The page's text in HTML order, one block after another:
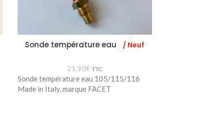
Sonde température eau / Neuf
21,90€ TTC
Sonde température eau 105/115/116
Made in Italy, marque FACET